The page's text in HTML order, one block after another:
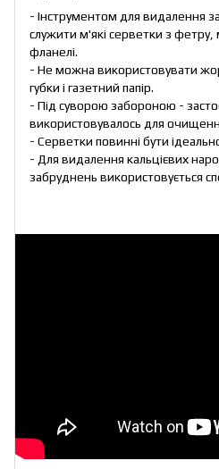
- Інструментом для видалення
служити м'які серветки з фетру,
фланелі.
- Не можна використовувати
губки і газетний папір.
- Під суворою забороною -
використовувалось для
- Серветки повинні бути
- Для видалення кальцієвих
забруднень використовується